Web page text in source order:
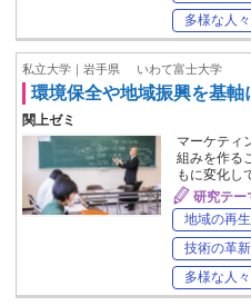
多様な人
私立大学｜岩手県 いわて富士大学
環境保全や地域振興を基
関上ゼミ
マーケティ
組みを作る
もに変化し
研究テー
地域の再生
技術の革新
多様な人